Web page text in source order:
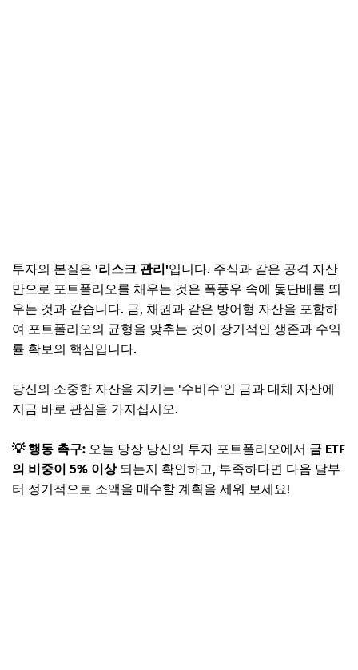
투자의 본질은 '리스크 관리'입니다. 주식과 같은 공격 자산
만으로 포트폴리오를 채우는 것은 폭풍우 속에 돛단배를 띄
우는 것과 같습니다. 금, 채권과 같은 방어형 자산을 포함하
여 포트폴리오의 균형을 맞추는 것이 장기적인 생존과 수익
률 확보의 핵심입니다.
당신의 소중한 자산을 지키는 '수비수'인 금과 대체 자산에
지금 바로 관심을 가지십시오.
💡 행동 촉구: 오늘 당장 당신의 투자 포트폴리오에서 금 ETF
의 비중이 5% 이상되는지 확인하고, 부족하다면 다음 달부
터 정기적으로 소액을 매수할 계획을 세워 보세요!